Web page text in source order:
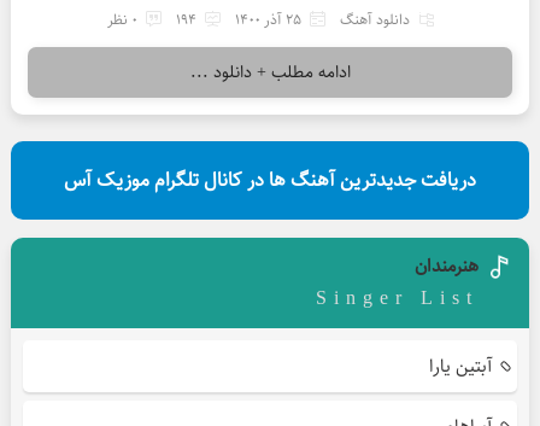
دانلود آهنگ 25 آذر 1400 194 0 نظر
ادامه مطلب + دانلود ...
دریافت جدیدترین آهنگ ها در کانال تلگرام موزیک آس
هنرمندان
Singer List
آبتین یارا